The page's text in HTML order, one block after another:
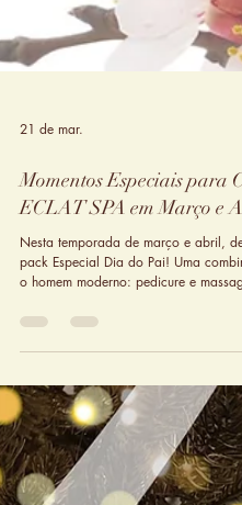
21 de mar.
Momentos Especiais para
ECLAT SPA em Março e
pack Especial Dia do Pai! Uma
restaura a energia de quem é